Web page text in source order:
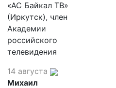
«АС Байкал ТВ»
(Иркутск), член
Академии
российского
телевидения
14 августа
Михаил